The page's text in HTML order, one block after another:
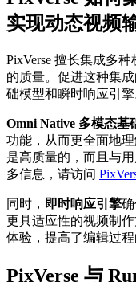
实现动态视频
PixVerse 擅长集成多
的质量。促进这种集
础模型和瞬时响应引擎
Omni Native 多模态基
功能，从而更全面地
是高质量的，而且与
多信息，请访问
同时， 即时响应引擎
更具适应性的视频制
体验，提高了编辑过程
PixVerse 与